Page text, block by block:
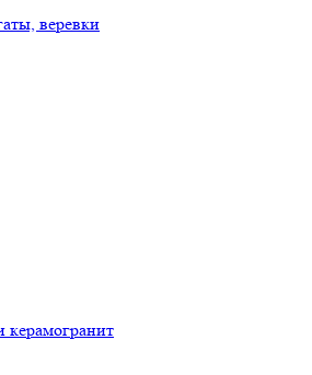
веревки
керамогранит